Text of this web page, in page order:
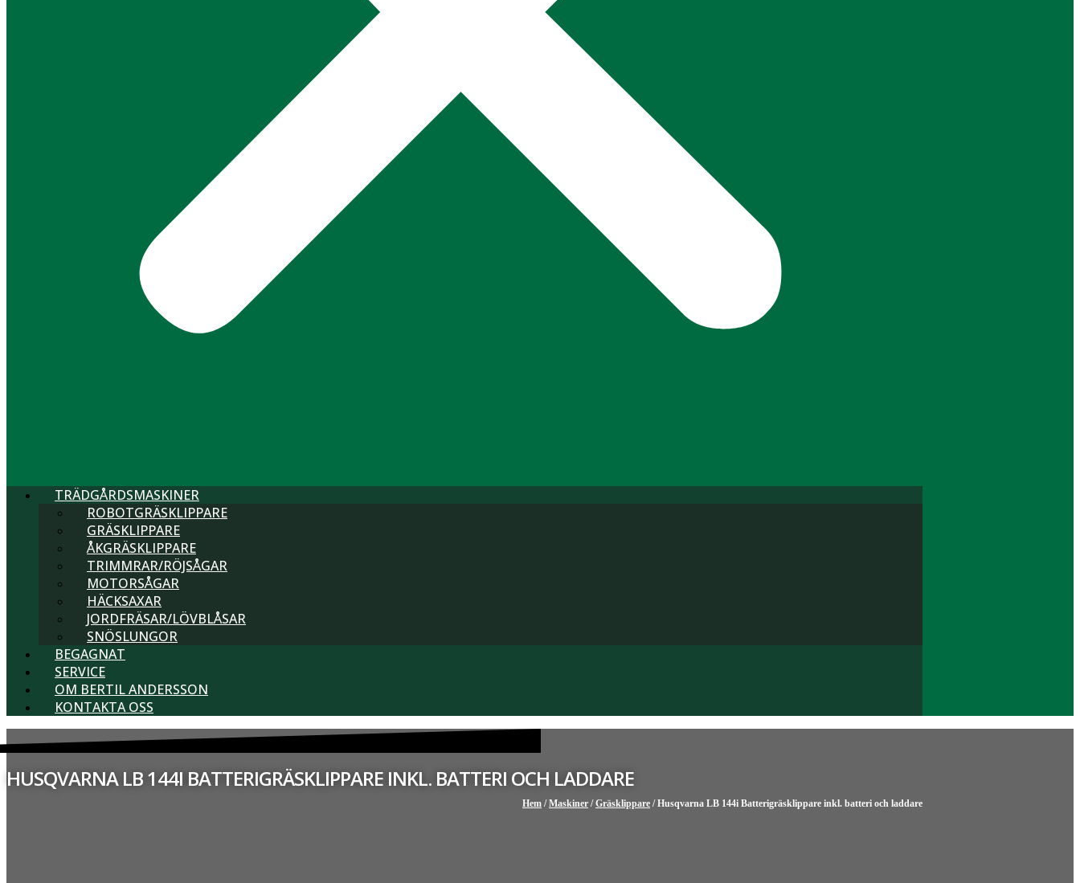
TRÄDGÅRDSMASKINER
ROBOTGRÄSKLIPPARE
GRÄSKLIPPARE
ÅKGRÄSKLIPPARE
TRIMMRAR/RÖJSÅGAR
MOTORSÅGAR
HÄCKSAXAR
JORDFRÄSAR/LÖVBLÅSAR
SNÖSLUNGOR
BEGAGNAT
SERVICE
OM BERTIL ANDERSSON
KONTAKTA OSS
HUSQVARNA LB 144I BATTERIGRÄSKLIPPARE INKL. BATTERI OCH LADDARE
Hem /Maskiner /Gräsklippare / Husqvarna LB 144i Batterigräsklippare inkl. batteri och laddare